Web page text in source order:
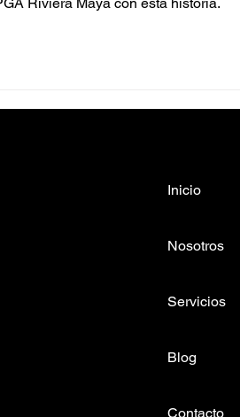
Inicio
Nosotros
Servicios
Blog
Contacto